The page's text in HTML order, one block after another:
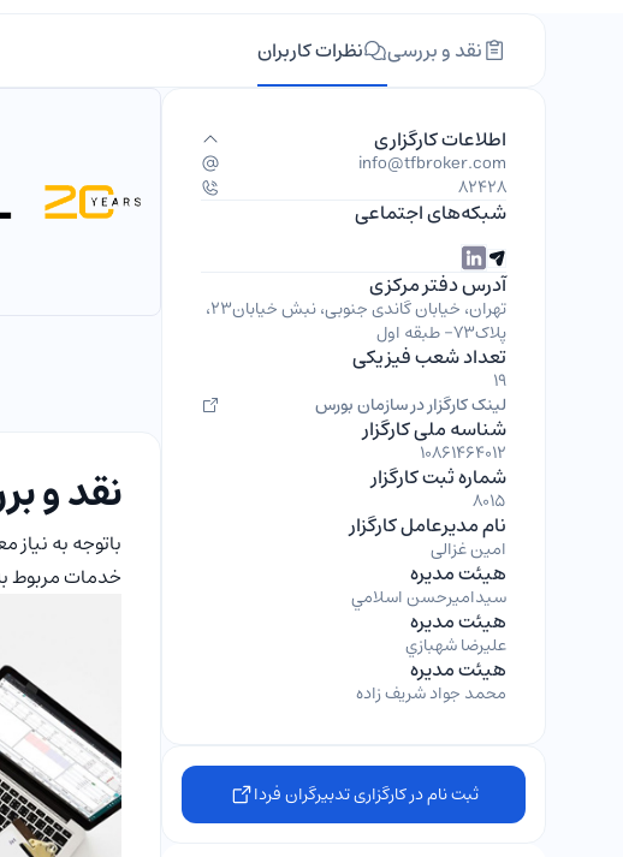
نقد و بررسی نظرات کاربران
اطلاعات کارگزاری
info@tfbroker.com
82428
شبکه‌های اجتماعی
آدرس دفتر مرکزی
تهران، خیابان گاندی جنوبی، نبش خیابان۲۳،
پلاک۷۳- طبقه اول
تعداد شعب فیزیکی
19
لینک کارگزار در سازمان بورس
شناسه ملی کارگزار
10861464012
شماره ثبت کارگزار
8015
نام مدیرعامل کارگزار
امین غزالی
هیئت مدیره
سيداميرحسن اسلامي
هیئت مدیره
عليرضا شهبازي
هیئت مدیره
محمد جواد شريف زاده
ثبت نام در کارگزاری تدبیرگران فردا
نقد و
باتوجه به
خدمات مربوط